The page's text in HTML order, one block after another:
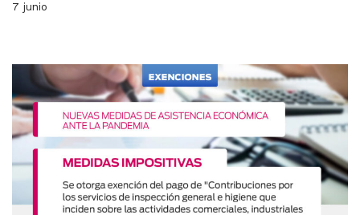
7 junio